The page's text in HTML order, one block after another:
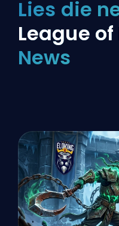
Lies die
League
News